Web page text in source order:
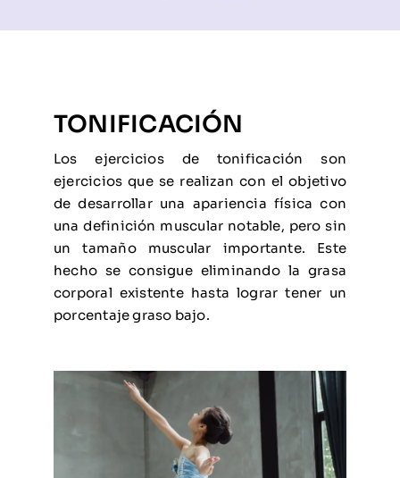
TONIFICACIÓN
Los ejercicios de tonificación son
ejercicios que se realizan con el objetivo
de desarrollar una apariencia física con
una definición muscular notable, pero sin
un tamaño muscular importante. Este
hecho se consigue eliminando la grasa
corporal existente hasta lograr tener un
porcentaje graso bajo.